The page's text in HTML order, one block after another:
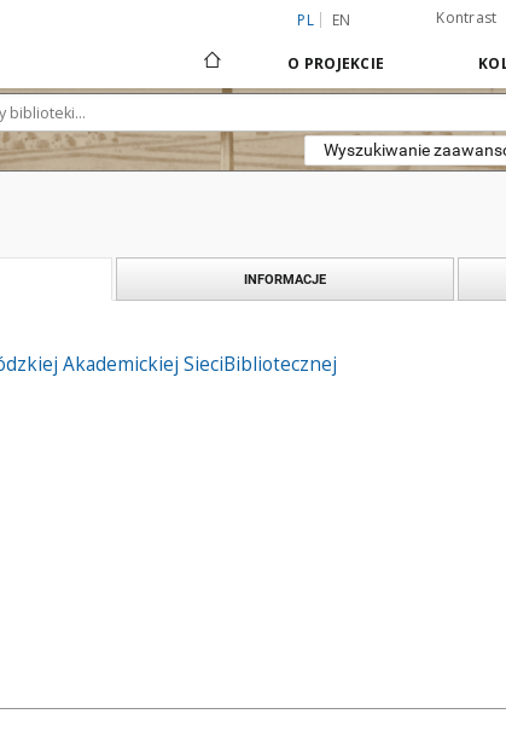
PL EN Kontrast
O PROJEKCIE
Wyszukiwanie
INFORMACJE
Akademickiej SieciBibliotecznej